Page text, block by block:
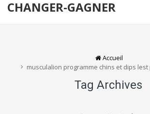
CHANGER-GAGNER
Accueil
musculalion programme chins et dips
Tag Archives